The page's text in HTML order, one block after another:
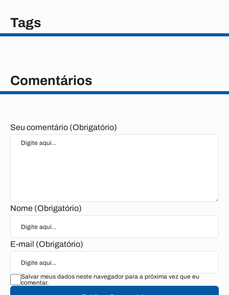
Tags
Comentários
Seu comentário (Obrigatório)
Nome (Obrigatório)
E-mail (Obrigatório)
Salvar meus dados neste navegador para a próxima vez que eu
comentar.